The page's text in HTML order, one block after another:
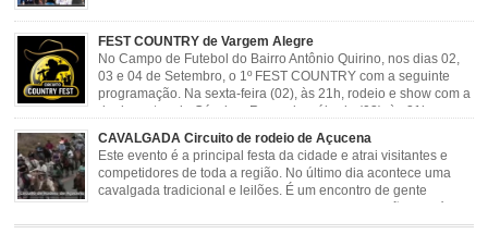
FEST COUNTRY de Vargem Alegre
No Campo de Futebol do Bairro Antônio Quirino, nos dias 02,
03 e 04 de Setembro, o 1º FEST COUNTRY com a seguinte
programação. Na sexta-feira (02), às 21h, rodeio e show com a
dupla sertaneja Cássio e Reynado; sábado (03), às 21h,
rodeio e shows com o Trio Pé de Cedro e o Trio […]
CAVALGADA Circuito de rodeio de Açucena
Este evento é a principal festa da cidade e atrai visitantes e
competidores de toda a região. No último dia acontece uma
cavalgada tradicional e leilões. É um encontro de gente
animada e hospitaleira. Local: Parque de Exposições José
Rosa Guimarães, Açucena Data: Setembro